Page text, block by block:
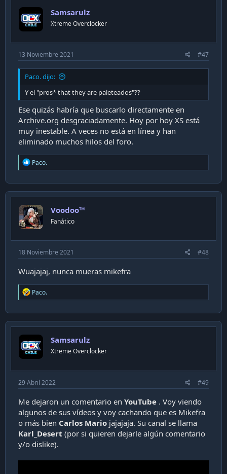
Samsarulz
Xtreme Overclocker
13 Noviembre 2021 #47
Paco. dijo:
Y el "pros* that they are paleteados"??
Ese quizás habría que buscarlo directamente en
Archive.org desgraciadamente. Hoy por hoy XS está
muy inestable. A veces no está en línea y han
eliminado muchos hilos del foro.
R
e
c
t
o
n
s
Paco.
Voodoo™
Fanático
18 Noviembre 2021 #48
Wuajajaj, nunca mueras mikefra
R
e
c
t
o
n
s
Paco.
Samsarulz
Xtreme Overclocker
29 Abril 2022 #49
Me dejaron un comentario en YouTube . Voy viendo
algunos de sus vídeos y voy cachando que es Mikefra
o más bien Carlos Mario jajajaja. Su canal se llama
Karl_Desert (por si quieren dejarle algún comentario
y/o dislike).